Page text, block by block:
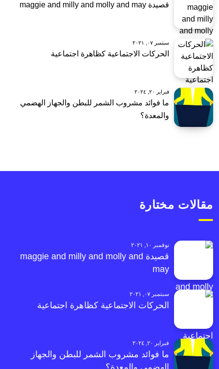
قصيدة maggie and milly and molly and may
سبتمبر ٠٧, ٢٠٢١
الحركات الاجتماعية كظاهرة اجتماعية
فبراير ٢٠, ٢٠٢٤
ما فوائد مشروب الشمر للبطن والجهاز الهضمي
والمعدة؟
مقالات مختارة
نوفمبر ١٠, ٢٠٢١
قصيدة maggie and milly and molly and
may
سبتمبر ٠٧, ٢٠٢١
الحركات الاجتماعية كظاهرة اجتماعية
فبراير ٢٠, ٢٠٢٤
ما فوائد مشروب الشمر للبطن والجهاز
الهضمي والمعدة؟